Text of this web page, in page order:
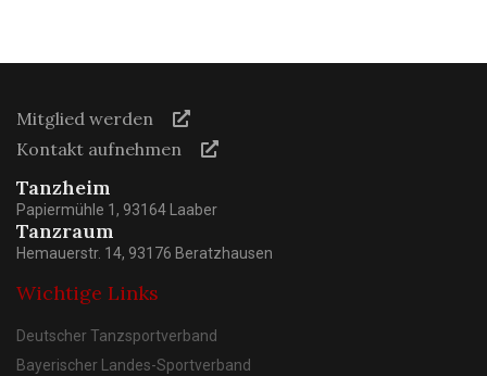
Mitglied werden
Kontakt aufnehmen
Tanzheim
Papiermühle 1, 93164 Laaber
Tanzraum
Hemauerstr. 14, 93176 Beratzhausen
Wichtige Links
Deutscher Tanzsportverband
Bayerischer Landes-Sportverband